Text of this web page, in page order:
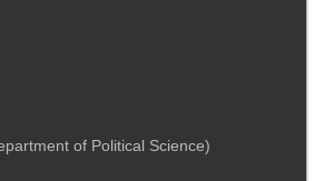
of Political Science)